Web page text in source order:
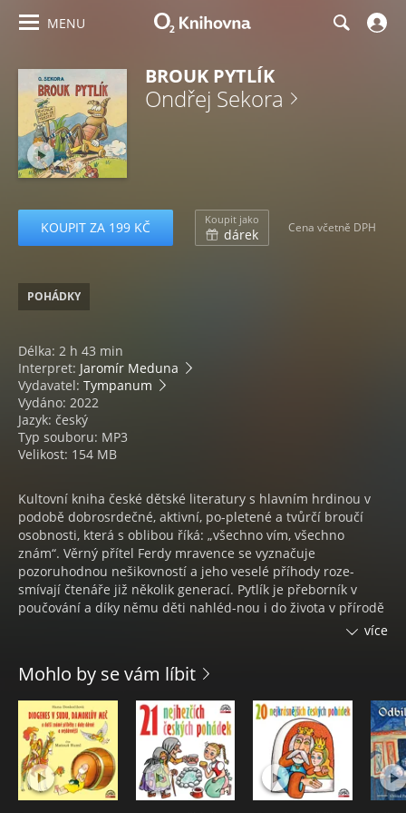
MENU
BROUK PYTLÍK
Ondřej Sekora
KOUPIT ZA 199 KČ Koupit jako
dárek Cena včetně DPH
POHÁDKY
Délka: 2 h 43 min
Interpret: Jaromír Meduna
Vydavatel: Tympanum
Vydáno: 2022
Jazyk: český
Typ souboru: MP3
Velikost: 154 MB
Kultovní kniha české dětské literatury s hlavním hrdinou v
podobě dobrosrdečné, aktivní, po-pletené a tvůrčí broučí
osobnosti, která s oblibou říká: „všechno vím, všechno
znám“. Věrný přítel Ferdy mravence se vyznačuje
pozoruhodnou nešikovností a jeho veselé příhody roze-
smívají čtenáře již několik generací. Pytlík je přeborník v
poučování a díky němu děti nahléd-nou i do života v přírodě
a světa brouků. Mezi jinými směšnými kousky se dozvíte, jak
pavučinu.
ONDŘEJ SEKORA
Český spisovatel, výtvarný umělec a entomolog. Byl také
sportovní nadšenec a zakladatel prvních českých rugbyových
klubů. Spolupracoval s televizí, filmem i divadlem, psal a
ilustroval hlavně knihy pro děti. Proslavil se do značné míry
více
Mohlo by se vám líbit